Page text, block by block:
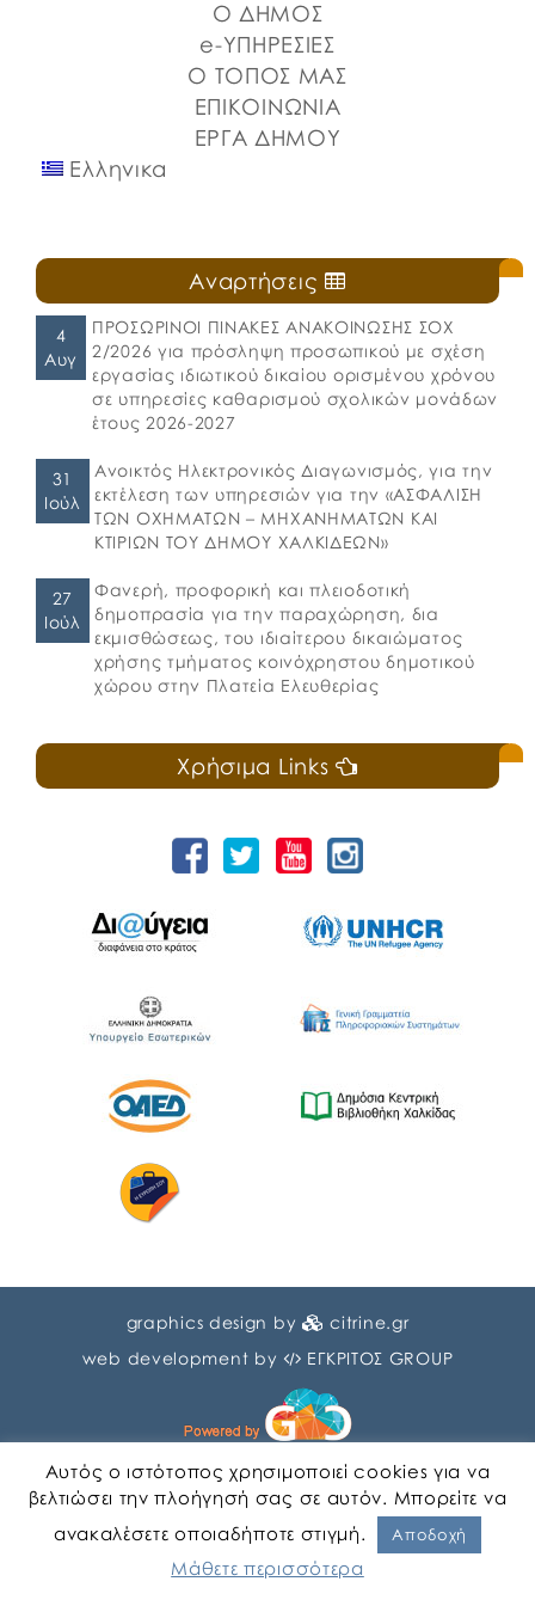
Ο ΔΗΜΟΣ
e-ΥΠΗΡΕΣΙΕΣ
Ο ΤΟΠΟΣ ΜΑΣ
ΕΠΙΚΟΙΝΩΝΙΑ
ΕΡΓΑ ΔΗΜΟΥ
Ελληνικα
Αναρτήσεις
4
Αυγ
ΠΡΟΣΩΡΙΝΟΙ ΠΙΝΑΚΕΣ ΑΝΑΚΟΙΝΩΣΗΣ ΣΟΧ
2/2026 για πρόσληψη προσωπικού με σχέση
εργασίας ιδιωτικού δικαίου ορισμένου χρόνου
σε υπηρεσίες καθαρισμού σχολικών μονάδων
έτους 2026-2027
31
Ιούλ
Ανοικτός Ηλεκτρονικός Διαγωνισμός, για την
εκτέλεση των υπηρεσιών για την «ΑΣΦΑΛΙΣΗ
ΤΩΝ ΟΧΗΜΑΤΩΝ – ΜΗΧΑΝΗΜΑΤΩΝ ΚΑΙ
ΚΤΙΡΙΩΝ ΤΟΥ ΔΗΜΟΥ ΧΑΛΚΙΔΕΩΝ»
27
Ιούλ
Φανερή, προφορική και πλειοδοτική
δημοπρασία για την παραχώρηση, δια
εκμισθώσεως, του ιδιαίτερου δικαιώματος
χρήσης τμήματος κοινόχρηστου δημοτικού
χώρου στην Πλατεία Ελευθερίας
Χρήσιμα Links
graphics design by
citrine.gr
web development by
ΕΓΚΡΙΤΟΣ GROUP
Αυτός ο ιστότοπος χρησιμοποιεί cookies για να
βελτιώσει την πλοήγησή σας σε αυτόν. Μπορείτε να
ανακαλέσετε οποιαδήποτε στιγμή.
Αποδοχή
Μάθετε περισσότερα
Αγγλικα Ελληνικα